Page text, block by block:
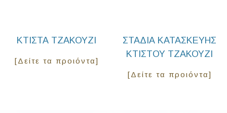
ΚΤΙΣΤΆ ΤΖΑΚΟΎΖΙ
[Δείτε τα προιόντα]
ΣΤΆΔΙΑ ΚΑΤΑΣΚΕΥΉΣ
ΚΤΙΣΤΟΎ ΤΖΑΚΟΎΖΙ
[Δείτε τα προιόντα]